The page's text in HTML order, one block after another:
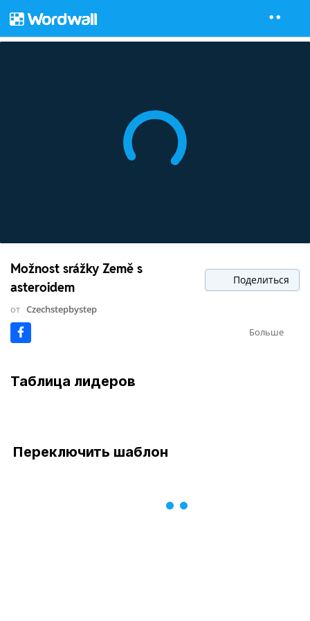
Možnost srážky Země s
asteroidem
Поделиться
от Czechstepbystep
Больше
Таблица лидеров
Переключить шаблон